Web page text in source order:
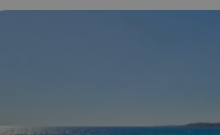
δηλαδή να
στον χρήστη
είναι το
push down